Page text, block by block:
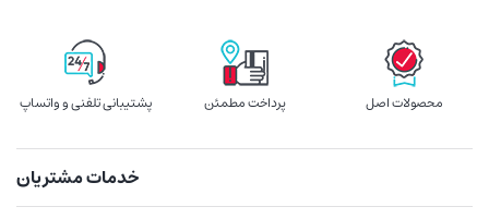
پشتیبانی تلفنی و واتساپ پرداخت مطمئن محصولات اصل
خدمات مشتریان